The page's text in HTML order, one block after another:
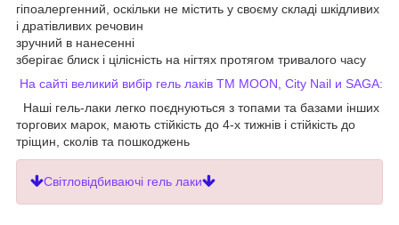
гіпоалергенний, оскільки не містить у своєму складі шкідливих
і дратівливих речовин
зручний в нанесенні
зберігає блиск і цілісність на нігтях протягом тривалого часу
На сайті великий вибір гель лаків ТМ MOON, City Nail и SAGA:
Наші гель-лаки легко поєднуються з топами та базами інших
торгових марок, мають стійкість до 4-х тижнів і стійкість до
тріщин, сколів та пошкоджень
Світловідбиваючі гель лаки